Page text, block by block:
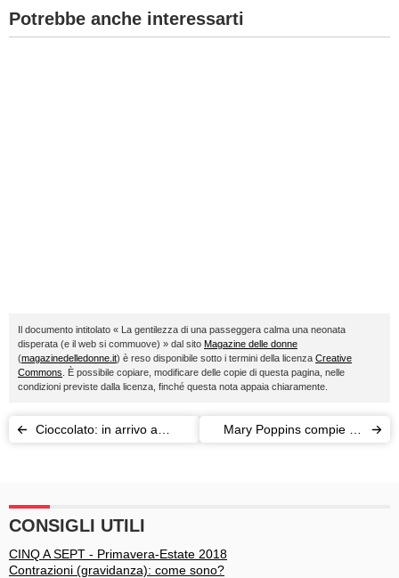
Potrebbe anche interessarti
Il documento intitolato « La gentilezza di una passeggera calma una neonata
disperata (e il web si commuove) » dal sito Magazine delle donne
(magazinedelledonne.it) è reso disponibile sotto i termini della licenza Creative
Commons . È possibile copiare, modificare delle copie di questa pagina, nelle
condizioni previste dalla licenza, finché questa nota appaia chiaramente.
Cioccolato: in arrivo a
Mary Poppins compie 80
CONSIGLI UTILI
CINQ A SEPT - Primavera-Estate 2018
Contrazioni (gravidanza): come sono?